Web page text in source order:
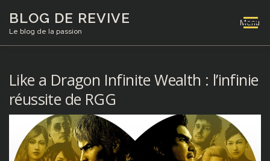
contenu
BLOG DE REVIVE
Le blog de la passion
Menu
Like a Dragon Infinite Wealth : l’infinie
réussite de RGG